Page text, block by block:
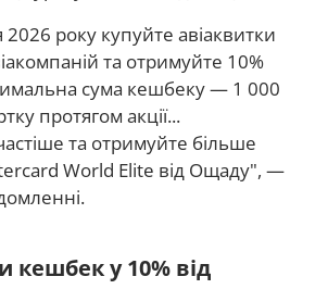
року купуйте авіаквитки
та отримуйте 10%
сума кешбеку — 1 000
протягом акції...
та отримуйте більше
World Elite від Ощаду", —
кешбек у 10% від